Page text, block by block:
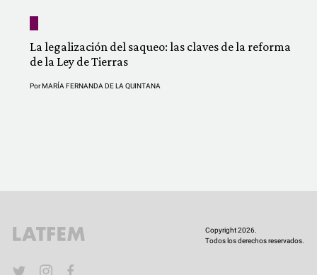
La legalización del saqueo: las claves de la reforma
de la Ley de Tierras
PorMARÍA FERNANDA DE LA QUINTANA
Copyright 2026.
Todos los derechos reservados.